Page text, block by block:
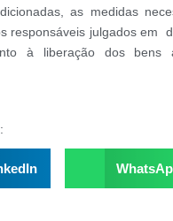
as medidas
responsáveis julgados em
à liberação dos bens